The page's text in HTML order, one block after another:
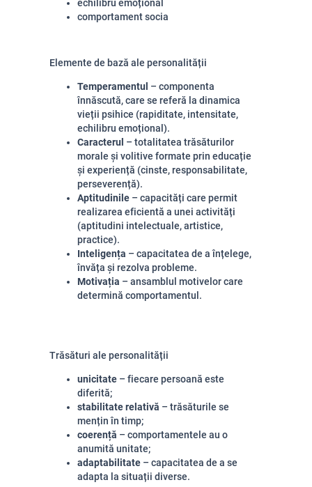
echilibru emoțional
comportament socia
Elemente de bază ale personalității
Temperamentul – componenta
înnăscută, care se referă la dinamica
vieții psihice (rapiditate, intensitate,
echilibru emoțional).
Caracterul – totalitatea trăsăturilor
morale și volitive formate prin educație
și experiență (cinste, responsabilitate,
perseverență).
Aptitudinile – capacități care permit
realizarea eficientă a unei activități
(aptitudini intelectuale, artistice,
practice).
Inteligența – capacitatea de a înțelege,
învăța și rezolva probleme.
Motivația – ansamblul motivelor care
determină comportamentul.
Trăsături ale personalității
unicitate – fiecare persoană este
diferită;
stabilitate relativă – trăsăturile se
mențin în timp;
coerență – comportamentele au o
anumită unitate;
adaptabilitate – capacitatea de a se
adapta la situații diverse.